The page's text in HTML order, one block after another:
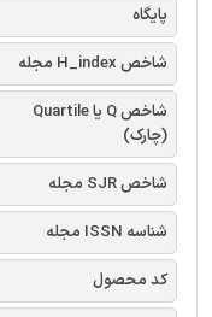
پایگاه
شاخص H_index مجله
شاخص Q یا Quartile
(چارک)
شاخص SJR مجله
شناسه ISSN مجله
کد محصول